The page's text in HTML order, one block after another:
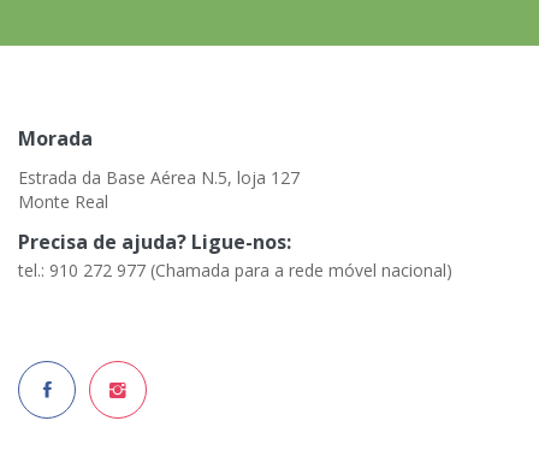
Morada
Estrada da Base Aérea N.5, loja 127
Monte Real
Precisa de ajuda? Ligue-nos:
tel.: 910 272 977 (Chamada para a rede móvel nacional)